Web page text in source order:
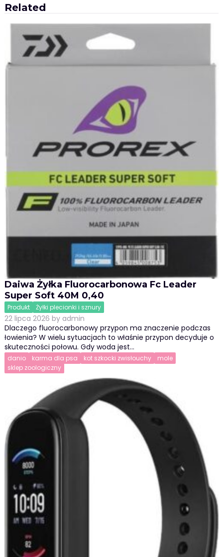
Related
Daiwa Żyłka Fluorocarbonowa Fc Leader
Super Soft 40M 0,40
Produkt Żyłki plecionki i sznury
22 lipca 2026 by admin
Dlaczego fluorocarbonowy przypon ma znaczenie podczas
łowienia? W wielu sytuacjach to właśnie przypon decyduje o
skuteczności połowu. Gdy woda jest…
danio karma dla psa kot szkocki zwisłouchy
mole
sklep zoologiczny